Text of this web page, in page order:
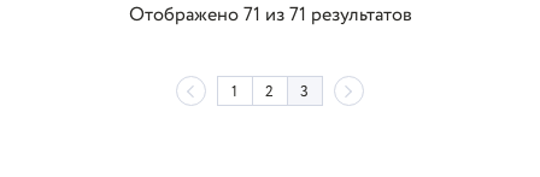
Отображено71 из71 результатов
1 2 3